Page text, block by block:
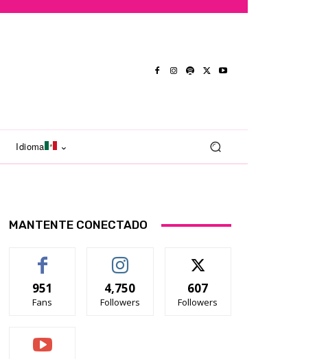
Idioma
MANTENTE CONECTADO
951
Fans
4,750
Followers
607
Followers